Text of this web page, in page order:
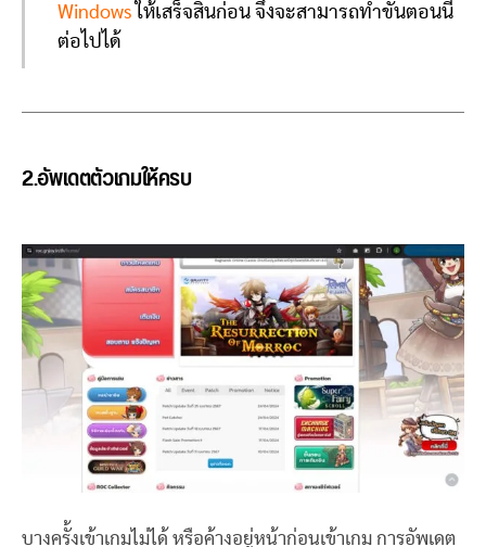
Windows ให้เสร็จสิ้นก่อน จึงจะสามารถทำขั้นตอนนี้
ต่อไปได้
2.อัพเดตตัวเกมให้ครบ
บางครั้งเข้าเกมไม่ได้ หรือค้างอยู่หน้าก่อนเข้าเกม การอัพเดต